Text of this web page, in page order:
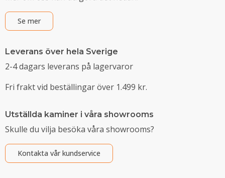
Se mer
Leverans över hela Sverige
2-4 dagars leverans på lagervaror
Fri frakt vid beställingar över 1.499 kr.
Utställda kaminer i våra showrooms
Skulle du vilja besöka våra showrooms?
Kontakta vår kundservice